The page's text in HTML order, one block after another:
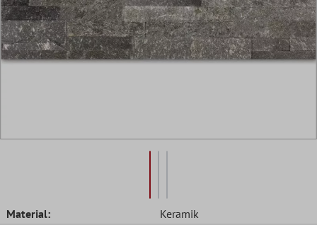
Material:
Keramik